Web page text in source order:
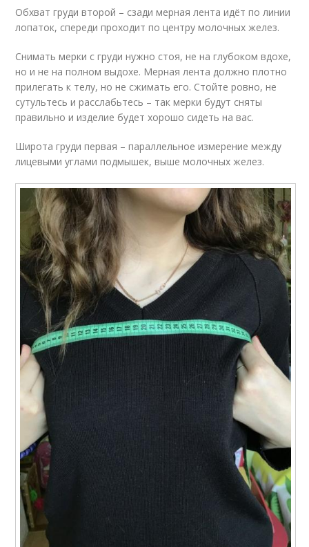
Обхват груди второй – сзади мерная лента идёт по линии
лопаток, спереди проходит по центру молочных желез.
Снимать мерки с груди нужно стоя, не на глубоком вдохе,
но и не на полном выдохе. Мерная лента должно плотно
прилегать к телу, но не сжимать его. Стойте ровно, не
сутультесь и расслабьтесь – так мерки будут сняты
правильно и изделие будет хорошо сидеть на вас.
Широта груди первая – параллельное измерение между
лицевыми углами подмышек, выше молочных желез.